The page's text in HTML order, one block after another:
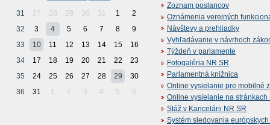
31 27 28 29 30 31 1
2
32
3 4 5 6 7 8
9
33
10 11 12 13 14 15
16
34
17 18 19 20 21 22
23
35
24 25 26 27 28 29
30
36
31 1 2 3 4 5 6
Zoznam poslancov
Oznámenia verejných
Návštevy a prehliadky
Vyhľadávanie v návrhoch
Týždeň v parlamente
Fotogaléria NR SR
Parlamentná knižnica
Online vysielanie pre mobilné
Online vysielanie na stránkach
Stáž v Kancelárii NR SR
Systém sledovania